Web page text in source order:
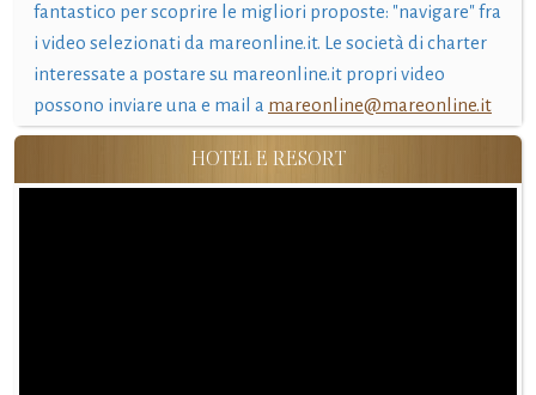
fantastico per scoprire le migliori proposte: "navigare" fra
i video selezionati da mareonline.it. Le società di charter
interessate a postare su mareonline.it propri video
possono inviare una e mail a mareonline@mareonline.it
HOTEL E RESORT